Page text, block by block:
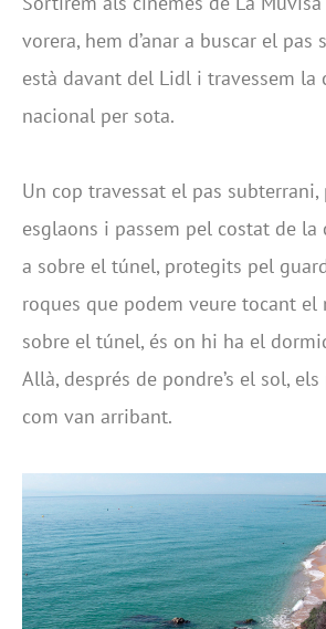
vorera, hem d’anar a buscar el pas
està davant del Lidl i travessem la
nacional per sota.
Un cop travessat el pas subterrani,
esglaons i passem pel costat de la
a sobre el túnel, protegits pel
roques que podem veure tocant el
sobre el túnel, és on hi ha el
Allà, després de pondre’s el sol,
com van arribant.